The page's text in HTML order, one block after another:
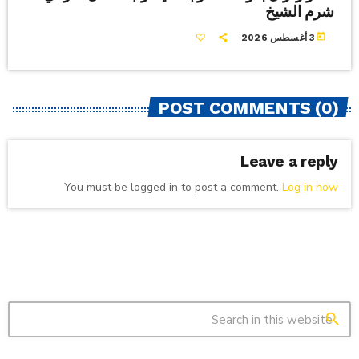
شرم الشيخ
today 3 أغسطس 2026
POST COMMENTS (0)
Leave a reply
You must be logged in to post a comment. Log in now
search